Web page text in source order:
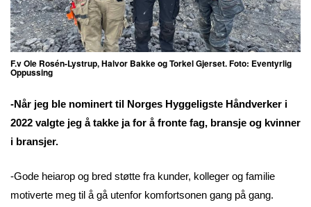
F.v Ole Rosén-Lystrup, Halvor Bakke og Torkel Gjerset. Foto: Eventyrlig
Oppussing
-Når jeg ble nominert til Norges Hyggeligste Håndverker i
2022 valgte jeg å takke ja for å fronte fag, bransje og kvinner
i bransjer.
-Gode heiarop og bred støtte fra kunder, kolleger og familie
motiverte meg til å gå utenfor komfortsonen gang på gang.